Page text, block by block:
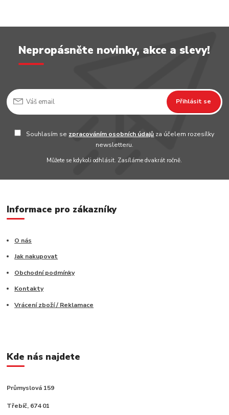
Nepropásněte novinky, akce a slevy!
Přihlásit se
Souhlasím se zpracováním osobních údajů za účelem rozesílky
newsletteru.
Můžete se kdykoli odhlásit. Zasíláme dvakrát ročně.
Informace pro zákazníky
O nás
Jak nakupovat
Obchodní podmínky
Kontakty
Vrácení zboží / Reklamace
Kde nás najdete
Průmyslová 159
Třebíč, 674 01